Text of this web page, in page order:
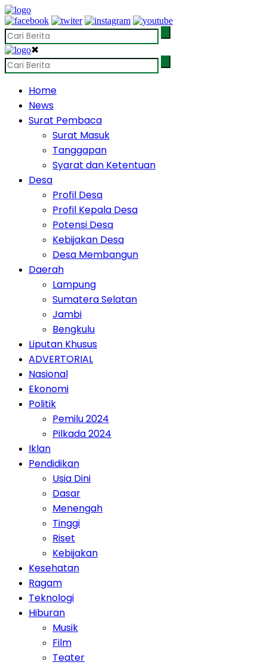
✖
Home
News
Surat Pembaca
Surat Masuk
Tanggapan
Syarat dan Ketentuan
Desa
Profil Desa
Profil Kepala Desa
Potensi Desa
Kebijakan Desa
Desa Membangun
Daerah
Lampung
Sumatera Selatan
Jambi
Bengkulu
Liputan Khusus
ADVERTORIAL
Nasional
Ekonomi
Politik
Pemilu 2024
Pilkada 2024
Iklan
Pendidikan
Usia Dini
Dasar
Menengah
Tinggi
Riset
Kebijakan
Kesehatan
Ragam
Teknologi
Hiburan
Musik
Film
Teater